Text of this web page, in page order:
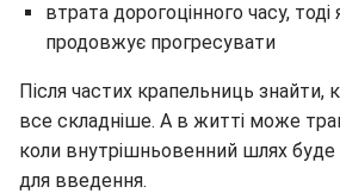
втрата дорогоцінного часу,
продовжує прогресувати
Після частих крапельниць знайти,
все складніше. А в житті може
коли внутрішньовенний шлях
для введення.